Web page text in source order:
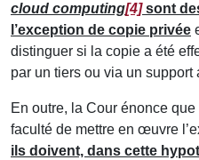
cloud computing[4]sont
l’exception de copie privée
distinguer si la copie a été
par un tiers ou via un support
En outre, la Cour énonce
faculté de mettre en œuvre
ils doivent, dans cette